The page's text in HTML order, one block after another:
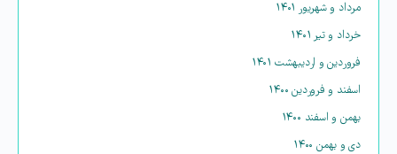
مرداد و شهریور ۱۴۰۱
خرداد و تیر ۱۴۰۱
فروردین و اردیبهشت ۱۴۰۱
اسفند و فروردین ۱۴۰۰
بهمن و اسفند ۱۴۰۰
دی و بهمن ۱۴۰۰